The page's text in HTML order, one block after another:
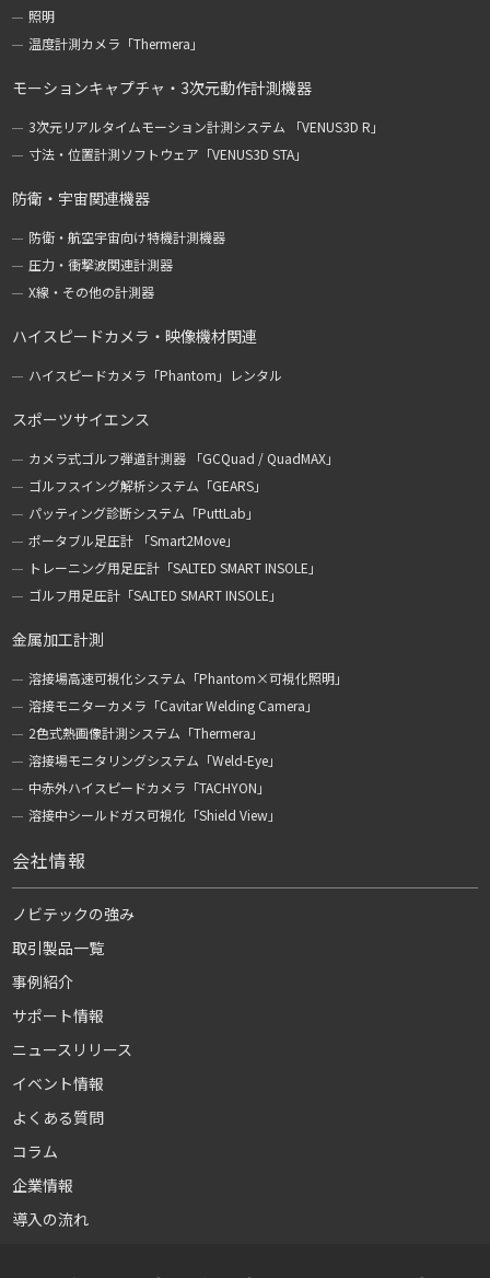
照明
温度計測カメラ「Thermera」
モーションキャプチャ・3次元動作計測機器
3次元リアルタイムモーション計測システム 「VENUS3D R」
寸法・位置計測ソフトウェア「VENUS3D STA」
防衛・宇宙関連機器
防衛・航空宇宙向け特機計測機器
圧力・衝撃波関連計測器
X線・その他の計測器
ハイスピードカメラ・映像機材関連
ハイスピードカメラ「Phantom」レンタル
スポーツサイエンス
カメラ式ゴルフ弾道計測器 「GCQuad / QuadMAX」
ゴルフスイング解析システム「GEARS」
パッティング診断システム「PuttLab」
ポータブル足圧計 「Smart2Move」
トレーニング用足圧計「SALTED SMART INSOLE」
ゴルフ用足圧計「SALTED SMART INSOLE」
金属加工計測
溶接場高速可視化システム「Phantom×可視化照明」
溶接モニターカメラ「Cavitar Welding Camera」
2色式熱画像計測システム「Thermera」
溶接場モニタリングシステム「Weld-Eye」
中赤外ハイスピードカメラ「TACHYON」
溶接中シールドガス可視化「Shield View」
会社情報
ノビテックの強み
取引製品一覧
事例紹介
サポート情報
ニュースリリース
イベント情報
よくある質問
コラム
企業情報
導入の流れ